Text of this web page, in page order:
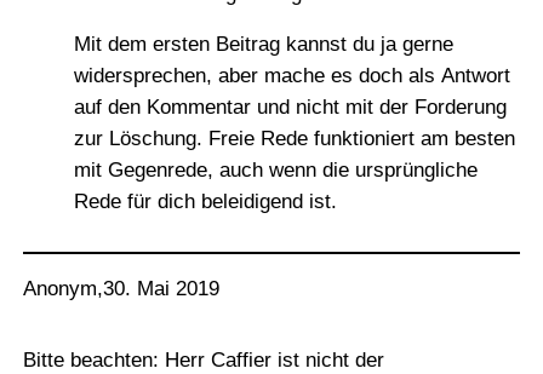
Mit dem ersten Beitrag kannst du ja gerne
widersprechen, aber mache es doch als Antwort
auf den Kommentar und nicht mit der Forderung
zur Löschung. Freie Rede funktioniert am besten
mit Gegenrede, auch wenn die ursprüngliche
Rede für dich beleidigend ist.
Anonym,30. Mai 2019
Bitte beachten: Herr Caffier ist nicht der